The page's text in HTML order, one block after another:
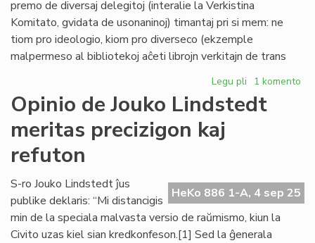
premo de diversaj delegitoj (interalie la Verkistina
Komitato, gvidata de usonaninoj) timantaj pri si mem: ne
tiom pro ideologio, kiom pro diverseco (ekzemple
malpermeso al bibliotekoj aĉeti librojn verkitajn de trans
Legu pli pri
PEN
Internacia:
1 komento
Opinio de Jouko Lindstedt
meritas precizigon kaj
refuton
HeKo 886 1-A, 4 sep 25
S-ro Jouko Lindstedt ĵus
publike deklaris: “Mi distancigis
min de la speciala malvasta versio de raŭmismo, kiun la
Civito uzas kiel sian kredkonfeson.[1] Sed la ĝenerala